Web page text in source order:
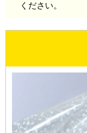
ください。